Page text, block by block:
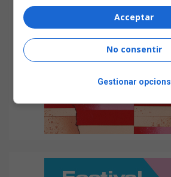
Acceptar
No consentir
Gestionar opcions